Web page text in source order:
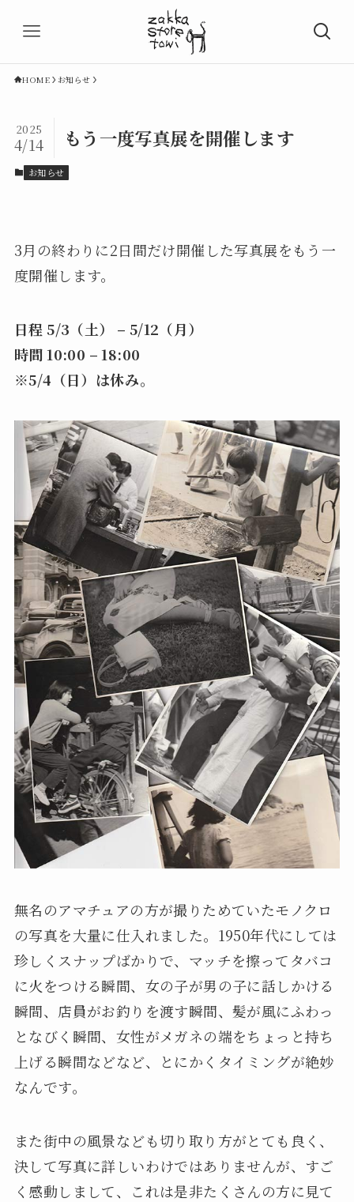
HOME お知らせ
もう一度写真展を開催します
2025
4/14
お知らせ
3月の終わりに2日間だけ開催した写真展をもう一
度開催します。
日程 5/3（土） – 5/12（月）
時間 10:00 – 18:00
※5/4（日）は休み。
無名のアマチュアの方が撮りためていたモノクロ
の写真を大量に仕入れました。1950年代にしては
珍しくスナップばかりで、マッチを擦ってタバコ
に火をつける瞬間、女の子が男の子に話しかける
瞬間、店員がお釣りを渡す瞬間、髪が風にふわっ
となびく瞬間、女性がメガネの端をちょっと持ち
上げる瞬間などなど、とにかくタイミングが絶妙
なんです。
また街中の風景なども切り取り方がとても良く、
決して写真に詳しいわけではありませんが、すご
く感動しまして、これは是非たくさんの方に見て